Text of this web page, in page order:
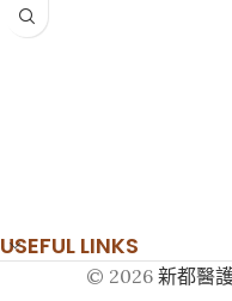
USEFUL LINKS
© 2026 新都醫